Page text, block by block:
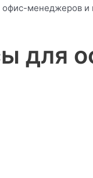
офис-менеджеров
для